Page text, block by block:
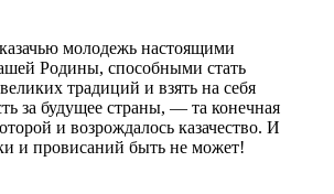
молодежь настоящими
Родины, способными стать
традиций и взять на себя
за будущее страны, — та конечная
и возрождалось казачество. И
и провисаний быть не может!